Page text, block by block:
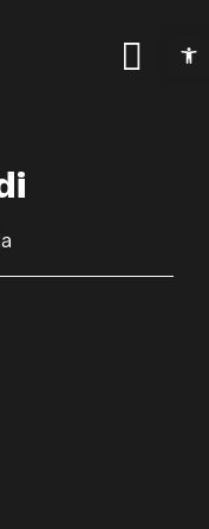
događanja
događanja
Open